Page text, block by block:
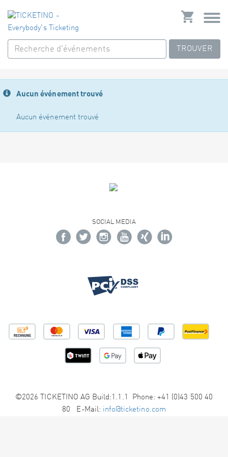
TROUVER
Aucun événement trouvé
Aucun événement trouvé
SOCIAL MEDIA
©2026 TICKETINO AG Build:1.1.1 Phone: +41 (0)43 500 40
80 E-Mail: info@ticketino.com